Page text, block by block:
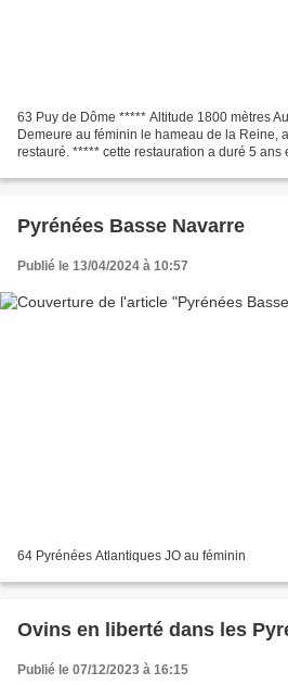
63 Puy de Dôme ***** Altitude 1800 mètres
Demeure au féminin le hameau de la Reine,
restauré. ***** cette restauration a duré 5 ans
Pyrénées Basse Navarre
Publié le 13/04/2024 à 10:57
64 Pyrénées Atlantiques JO au féminin
Ovins en liberté dans les
Publié le 07/12/2023 à 16:15